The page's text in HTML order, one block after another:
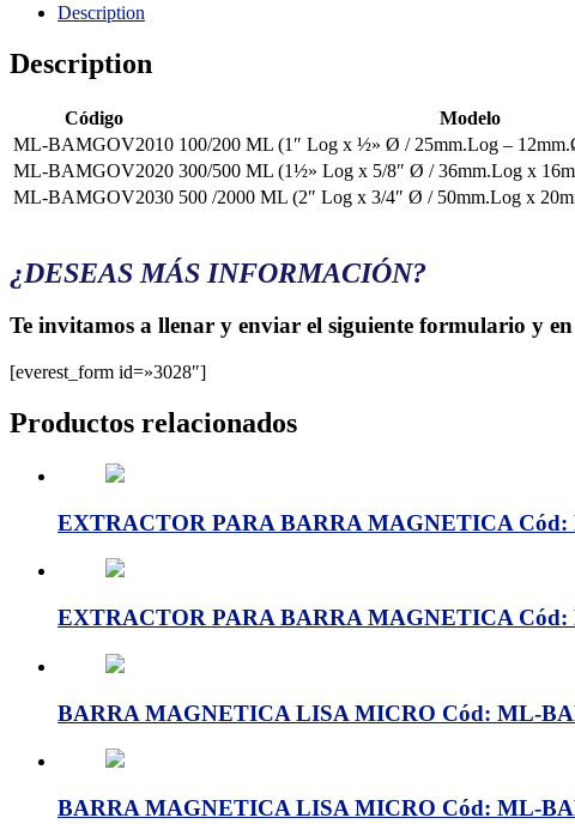
Description
Description
Código
Modelo
ML-BAMGOV2010 100/200 ML (1″ Log x ½» Ø / 25mm.Log –
ML-BAMGOV2020 300/500 ML (1½» Log x 5/8″ Ø / 36mm.Log x
ML-BAMGOV2030 500 /2000 ML (2″ Log x 3/4″ Ø / 50mm.Log x
¿DESEAS MÁS INFORMACIÓN?
Te invitamos a llenar y enviar el siguiente formulario y
[everest_form id=»3028″]
Productos relacionados
EXTRACTOR PARA BARRA MAGNETICA Cód:
EXTRACTOR PARA BARRA MAGNETICA Cód:
BARRA MAGNETICA LISA MICRO Cód: ML-
BARRA MAGNETICA LISA MICRO Cód: ML-